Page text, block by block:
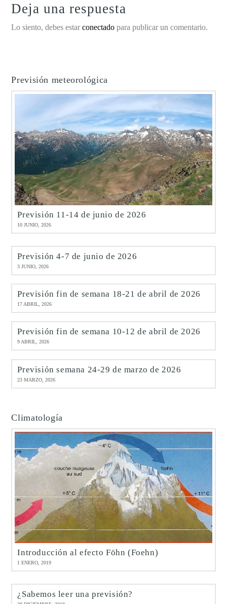
Deja una respuesta
Lo siento, debes estarconectado para publicar un comentario.
Previsión meteorológica
Previsión 11-14 de junio de 2026
10 JUNIO, 2026
Previsión 4-7 de junio de 2026
3 JUNIO, 2026
Previsión fin de semana 18-21 de abril de 2026
17 ABRIL, 2026
Previsión fin de semana 10-12 de abril de 2026
9 ABRIL, 2026
Previsión semana 24-29 de marzo de 2026
23 MARZO, 2026
Climatología
Introducción al efecto Föhn (Foehn)
1 ENERO, 2019
¿Sabemos leer una previsión?